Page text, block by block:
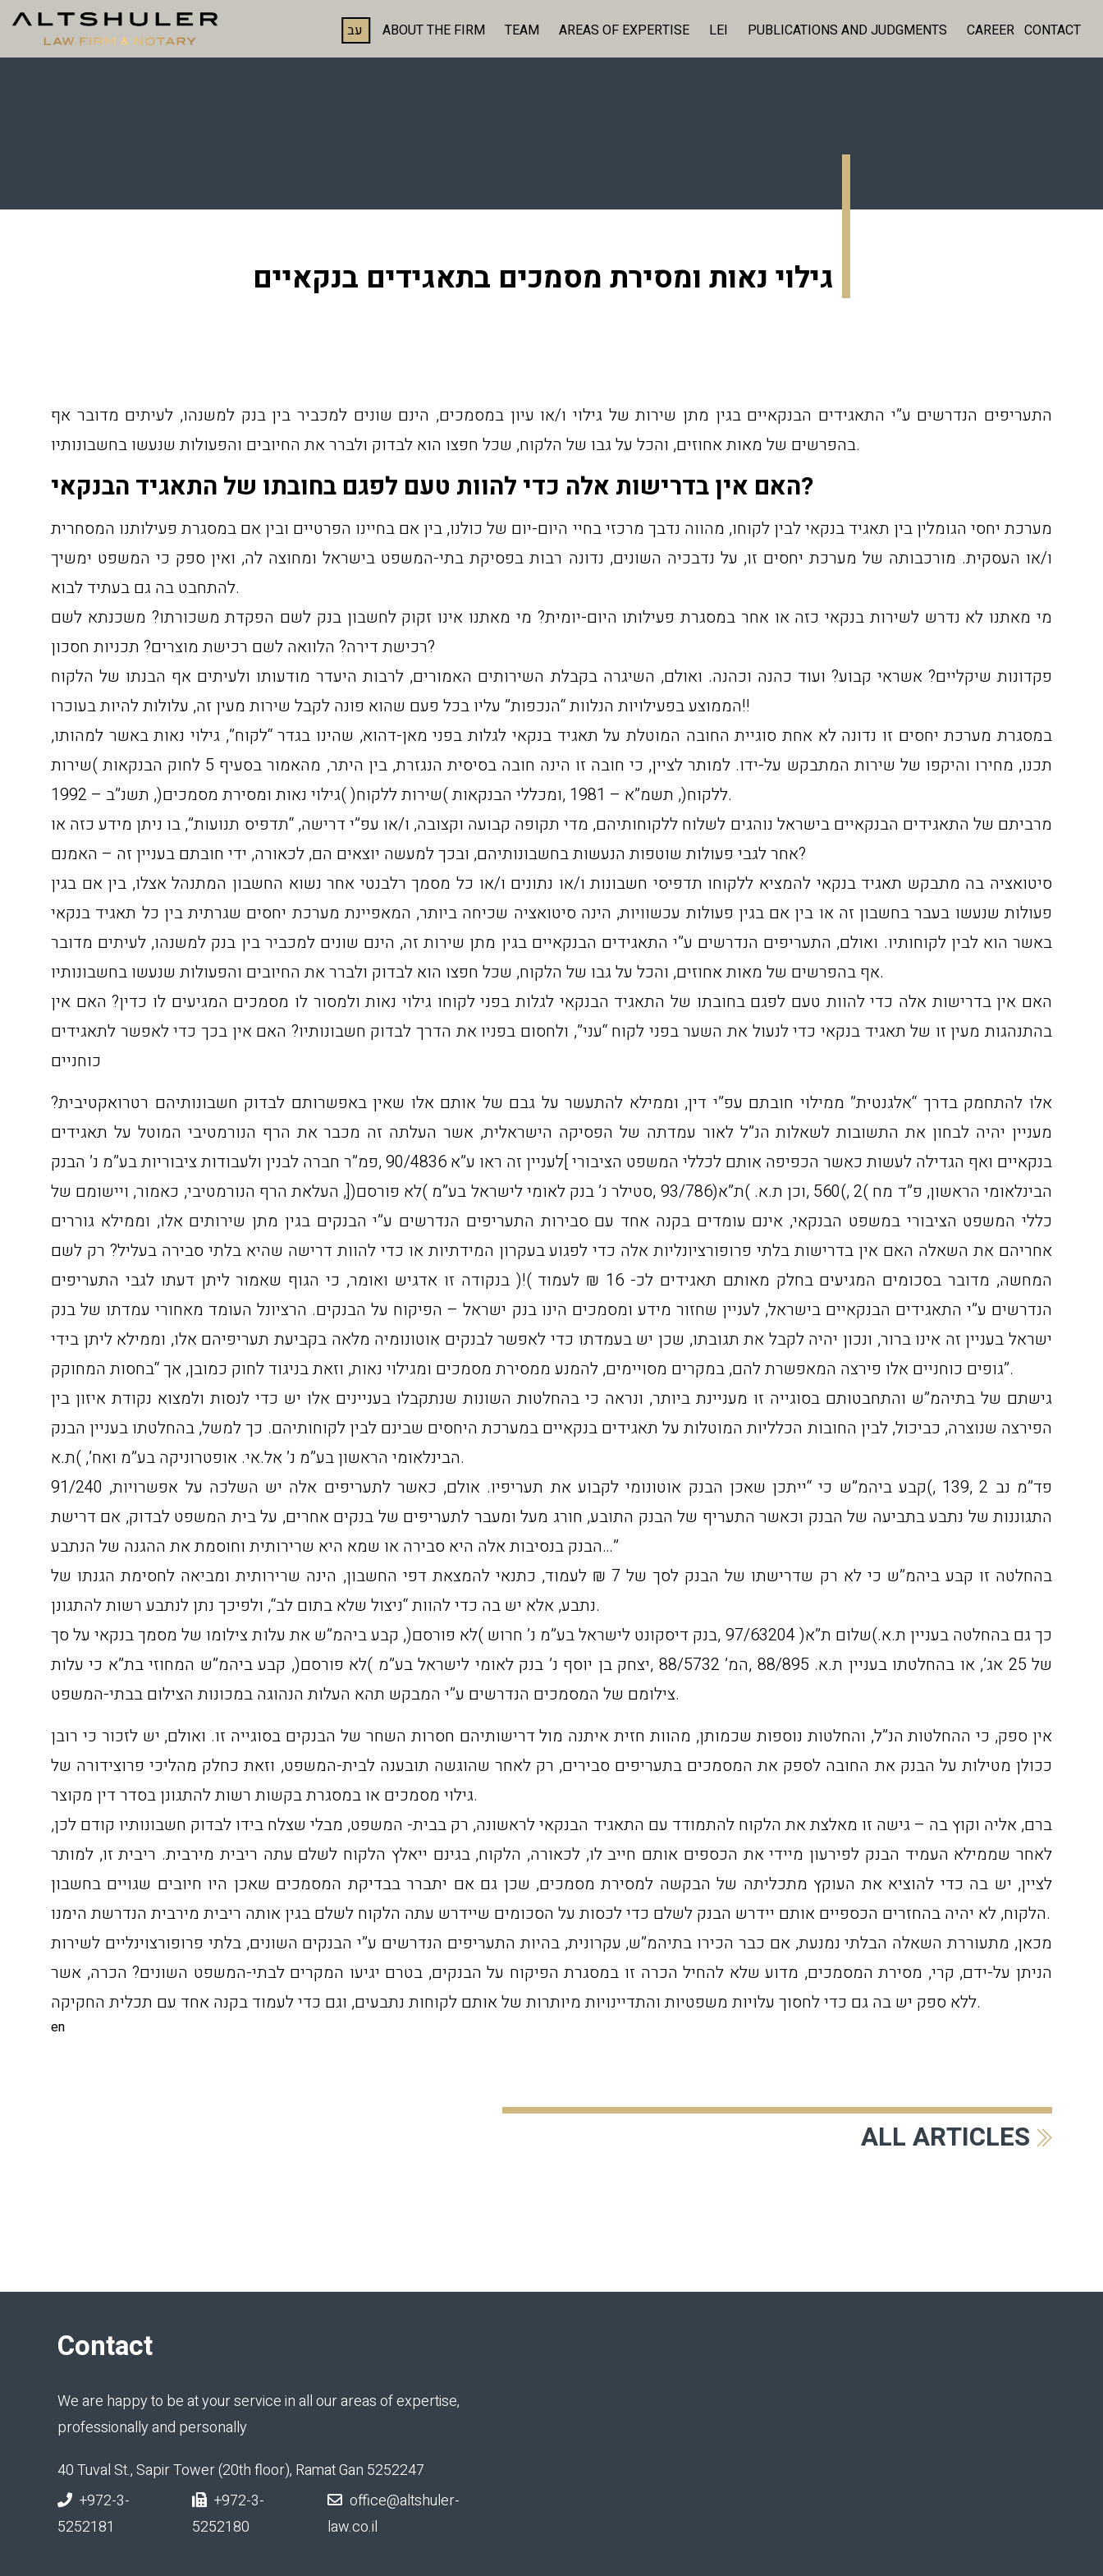
עב ABOUT THE FIRM TEAM AREAS OF EXPERTISE LEI PUBLICATIONS AND JUDGMENTS CAREER CONTACT
גילוי נאות ומסירת מסמכים בתאגידים בנקאיים
התעריפים הנדרשים ע”י התאגידים הבנקאיים בגין מתן שירות של גילוי ו/או עיון במסמכים, הינם שונים למכביר בין בנק למשנהו, לעיתים מדובר אף
בהפרשים של מאות אחוזים, והכל על גבו של הלקוח, שכל חפצו הוא לבדוק ולברר את החיובים והפעולות שנעשו בחשבונותיו.
האם אין בדרישות אלה כדי להוות טעם לפגם בחובתו של התאגיד הבנקאי?
מערכת יחסי הגומלין בין תאגיד בנקאי לבין לקוחו, מהווה נדבך מרכזי בחיי היום-יום של כולנו, בין אם בחיינו הפרטיים ובין אם במסגרת פעילותנו המסחרית
ו/או העסקית. מורכבותה של מערכת יחסים זו, על נדבכיה השונים, נדונה רבות בפסיקת בתי-המשפט בישראל ומחוצה לה, ואין ספק כי המשפט ימשיך
להתחבט בה גם בעתיד לבוא.
מי מאתנו לא נדרש לשירות בנקאי כזה או אחר במסגרת פעילותו היום-יומית? מי מאתנו אינו זקוק לחשבון בנק לשם הפקדת משכורתו? משכנתא לשם
רכישת דירה? הלוואה לשם רכישת מוצרים? תכניות חסכון?
פקדונות שיקליים? אשראי קבוע? ועוד כהנה וכהנה. ואולם, השיגרה בקבלת השירותים האמורים, לרבות היעדר מודעותו ולעיתים אף הבנתו של הלקוח
הממוצע בפעילויות הנלוות “הנכפות” עליו בכל פעם שהוא פונה לקבל שירות מעין זה, עלולות להיות בעוכרו!!
במסגרת מערכת יחסים זו נדונה לא אחת סוגיית החובה המוטלת על תאגיד בנקאי לגלות בפני מאן-דהוא, שהינו בגדר “לקוח”, גילוי נאות באשר למהותו,
תכנו, מחירו והיקפו של שירות המתבקש על-ידו. למותר לציין, כי חובה זו הינה חובה בסיסית הנגזרת, בין היתר, מהאמור בסעיף 5 לחוק הבנקאות )שירות
ללקוח(, תשמ”א – 1981 ,ומכללי הבנקאות )שירות ללקוח( )גילוי נאות ומסירת מסמכים(, תשנ”ב – 1992.
מרביתם של התאגידים הבנקאיים בישראל נוהגים לשלוח ללקוחותיהם, מדי תקופה קבועה וקצובה, ו/או עפ”י דרישה, “תדפיס תנועות”, בו ניתן מידע כזה או
אחר לגבי פעולות שוטפות הנעשות בחשבונותיהם, ובכך למעשה יוצאים הם, לכאורה, ידי חובתם בעניין זה – האמנם?
סיטואציה בה מתבקש תאגיד בנקאי להמציא ללקוחו תדפיסי חשבונות ו/או נתונים ו/או כל מסמך רלבנטי אחר נשוא החשבון המתנהל אצלו, בין אם בגין
פעולות שנעשו בעבר בחשבון זה או בין אם בגין פעולות עכשוויות, הינה סיטואציה שכיחה ביותר, המאפיינת מערכת יחסים שגרתית בין כל תאגיד בנקאי
באשר הוא לבין לקוחותיו. ואולם, התעריפים הנדרשים ע”י התאגידים הבנקאיים בגין מתן שירות זה, הינם שונים למכביר בין בנק למשנהו, לעיתים מדובר
אף בהפרשים של מאות אחוזים, והכל על גבו של הלקוח, שכל חפצו הוא לבדוק ולברר את החיובים והפעולות שנעשו בחשבונותיו.
האם אין בדרישות אלה כדי להוות טעם לפגם בחובתו של התאגיד הבנקאי לגלות בפני לקוחו גילוי נאות ולמסור לו מסמכים המגיעים לו כדין? האם אין
בהתנהגות מעין זו של תאגיד בנקאי כדי לנעול את השער בפני לקוח “עני”, ולחסום בפניו את הדרך לבדוק חשבונותיו? האם אין בכך כדי לאפשר לתאגידים
כוחניים
אלו להתחמק בדרך “אלגנטית” ממילוי חובתם עפ”י דין, וממילא להתעשר על גבם של אותם אלו שאין באפשרותם לבדוק חשבונותיהם רטרואקטיבית?
מעניין יהיה לבחון את התשובות לשאלות הנ”ל לאור עמדתה של הפסיקה הישראלית, אשר העלתה זה מכבר את הרף הנורמטיבי המוטל על תאגידים
בנקאיים ואף הגדילה לעשות כאשר הכפיפה אותם לכללי המשפט הציבורי ]לעניין זה ראו ע”א 90/4836 ,פמ”ר חברה לבנין ולעבודות ציבוריות בע”מ נ’ הבנק
הבינלאומי הראשון, פ”ד מח )2 ,)560 ,וכן ת.א. )ת”א(93/786 ,סטילר נ’ בנק לאומי לישראל בע”מ )לא פורסם([, העלאת הרף הנורמטיבי, כאמור, ויישומם של
כללי המשפט הציבורי במשפט הבנקאי, אינם עומדים בקנה אחד עם סבירות התעריפים הנדרשים ע”י הבנקים בגין מתן שירותים אלו, וממילא גוררים
אחריהם את השאלה האם אין בדרישות בלתי פרופורציונליות אלה כדי לפגוע בעקרון המידתיות או כדי להוות דרישה שהיא בלתי סבירה בעליל? רק לשם
המחשה, מדובר בסכומים המגיעים בחלק מאותם תאגידים לכ- 16 ₪ לעמוד )!( בנקודה זו אדגיש ואומר, כי הגוף שאמור ליתן דעתו לגבי התעריפים
הנדרשים ע”י התאגידים הבנקאיים בישראל, לעניין שחזור מידע ומסמכים הינו בנק ישראל – הפיקוח על הבנקים. הרציונל העומד מאחורי עמדתו של בנק
ישראל בעניין זה אינו ברור, ונכון יהיה לקבל את תגובתו, שכן יש בעמדתו כדי לאפשר לבנקים אוטונומיה מלאה בקביעת תעריפיהם אלו, וממילא ליתן בידי
גופים כוחניים אלו פירצה המאפשרת להם, במקרים מסויימים, להמנע ממסירת מסמכים ומגילוי נאות, וזאת בניגוד לחוק כמובן, אך “בחסות המחוקק”.
גישתם של בתיהמ”ש והתחבטותם בסוגייה זו מעניינת ביותר, ונראה כי בהחלטות השונות שנתקבלו בעניינים אלו יש כדי לנסות ולמצוא נקודת איזון בין
הפירצה שנוצרה, כביכול, לבין החובות הכלליות המוטלות על תאגידים בנקאיים במערכת היחסים שבינם לבין לקוחותיהם. כך למשל, בהחלטתו בעניין הבנק
הבינלאומי הראשון בע”מ נ’ אל.אי. אופטרוניקה בע”מ ואח’, )ת.א.
91/240 ,פד”מ נב 2 ,139 ,)קבע ביהמ”ש כי “ייתכן שאכן הבנק אוטונומי לקבוע את תעריפיו. אולם, כאשר לתעריפים אלה יש השלכה על אפשרויות
התגוננות של נתבע בתביעה של הבנק וכאשר התעריף של הבנק התובע, חורג מעל ומעבר לתעריפים של בנקים אחרים, על בית המשפט לבדוק, אם דרישת
הבנק בנסיבות אלה היא סבירה או שמא היא שרירותית וחוסמת את ההגנה של הנתבע…”
בהחלטה זו קבע ביהמ”ש כי לא רק שדרישתו של הבנק לסך של 7 ₪ לעמוד, כתנאי להמצאת דפי החשבון, הינה שרירותית ומביאה לחסימת הגנתו של
נתבע, אלא יש בה כדי להוות “ניצול שלא בתום לב“, ולפיכך נתן לנתבע רשות להתגונן.
כך גם בהחלטה בעניין ת.א.)שלום ת”א( 97/63204 ,בנק דיסקונט לישראל בע”מ נ’ חרוש )לא פורסם(, קבע ביהמ”ש את עלות צילומו של מסמך בנקאי על סך
של 25 אג’, או בהחלטתו בעניין ת.א. 88/895 ,המ’ 88/5732 ,יצחק בן יוסף נ’ בנק לאומי לישראל בע”מ )לא פורסם(, קבע ביהמ”ש המחוזי בת”א כי עלות
צילומם של המסמכים הנדרשים ע”י המבקש תהא העלות הנהוגה במכונות הצילום בבתי-המשפט.
אין ספק, כי ההחלטות הנ”ל, והחלטות נוספות שכמותן, מהוות חזית איתנה מול דרישותיהם חסרות השחר של הבנקים בסוגייה זו. ואולם, יש לזכור כי רובן
ככולן מטילות על הבנק את החובה לספק את המסמכים בתעריפים סבירים, רק לאחר שהוגשה תובענה לבית-המשפט, וזאת כחלק מהליכי פרוצידורה של
גילוי מסמכים או במסגרת בקשות רשות להתגונן בסדר דין מקוצר.
ברם, אליה וקוץ בה – גישה זו מאלצת את הלקוח להתמודד עם התאגיד הבנקאי לראשונה, רק בבית- המשפט, מבלי שצלח בידו לבדוק חשבונותיו קודם לכן,
לאחר שממילא העמיד הבנק לפירעון מיידי את הכספים אותם חייב לו, לכאורה, הלקוח, בגינם ייאלץ הלקוח לשלם עתה ריבית מירבית. ריבית זו, למותר
לציין, יש בה כדי להוציא את העוקץ מתכליתה של הבקשה למסירת מסמכים, שכן גם אם יתברר בבדיקת המסמכים שאכן היו חיובים שגויים בחשבון
הלקוח, לא יהיה בהחזרים הכספיים אותם יידרש הבנק לשלם כדי לכסות על הסכומים שיידרש עתה הלקוח לשלם בגין אותה ריבית מירבית הנדרשת הימנו.
מכאן, מתעוררת השאלה הבלתי נמנעת, אם כבר הכירו בתיהמ”ש, עקרונית, בהיות התעריפים הנדרשים ע”י הבנקים השונים, בלתי פרופורצוינליים לשירות
הניתן על-ידם, קרי, מסירת המסמכים, מדוע שלא להחיל הכרה זו במסגרת הפיקוח על הבנקים, בטרם יגיעו המקרים לבתי-המשפט השונים? הכרה, אשר
ללא ספק יש בה גם כדי לחסוך עלויות משפטיות והתדיינויות מיותרות של אותם לקוחות נתבעים, וגם כדי לעמוד בקנה אחד עם תכלית החקיקה.
en
ALL ARTICLES
Contact
We are happy to be at your service in all our areas of expertise,
professionally and personally
40 Tuval St., Sapir Tower (20th floor), Ramat Gan 5252247
+972-3-
5252181
+972-3-
5252180
office@altshuler-
law.co.il